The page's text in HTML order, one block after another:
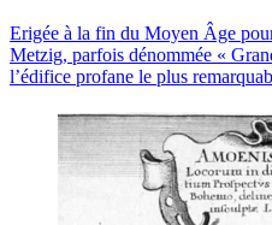
Erigée à la fin du Moyen Âge
Metzig, parfois dénommée «
l’édifice profane le plus